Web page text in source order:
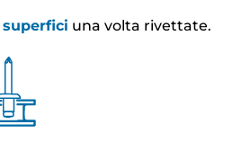
una volta rivettate.